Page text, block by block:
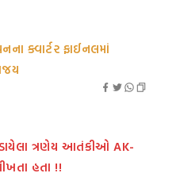
ક્વાર્ટર ફાઈનલમાં
ત્રણેય આતંકીઓ AK-
હતા !!